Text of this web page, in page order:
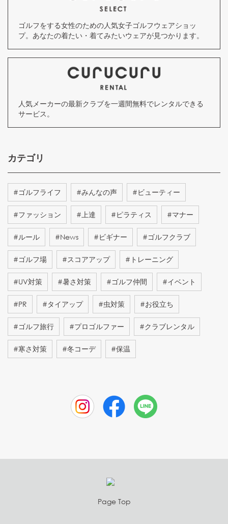
ゴルフをする女性のための人気女子ゴルフウェアショッ
プ。あなたの着たい・着てみたいウェアが見つかります。
人気メーカーの最新クラブを一週間無料でレンタルできる
サービス。
カテゴリ
#ゴルフライフ #みんなの声 #ビューティー
#ファッション #上達 #ピラティス #マナー
#ルール #News #ビギナー #ゴルフクラブ
#ゴルフ場 #スコアアップ # トレーニング
#UV対策 #暑さ対策 #ゴルフ仲間 #イベント
#PR #タイアップ #虫対策 #お役立ち
#ゴルフ旅行 #プロゴルファー #クラブレンタル
#寒さ対策 #冬コーデ #保温
Page Top